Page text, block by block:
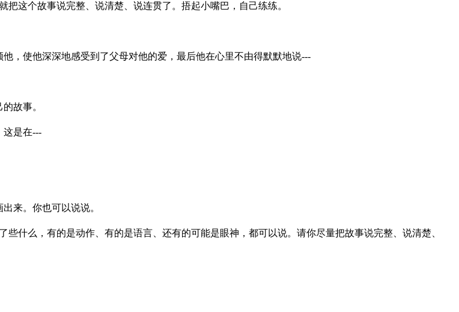
故事说完整、说清楚、说连贯了。捂起小嘴巴，自己练练。
他深深地感受到了父母对他的爱，最后他在心里不由得默默地说---
故事。
是在---
来。你也可以说说。
，有的是动作、有的是语言、还有的可能是眼神，都可以说。请你尽量把故事说完整、说清楚、